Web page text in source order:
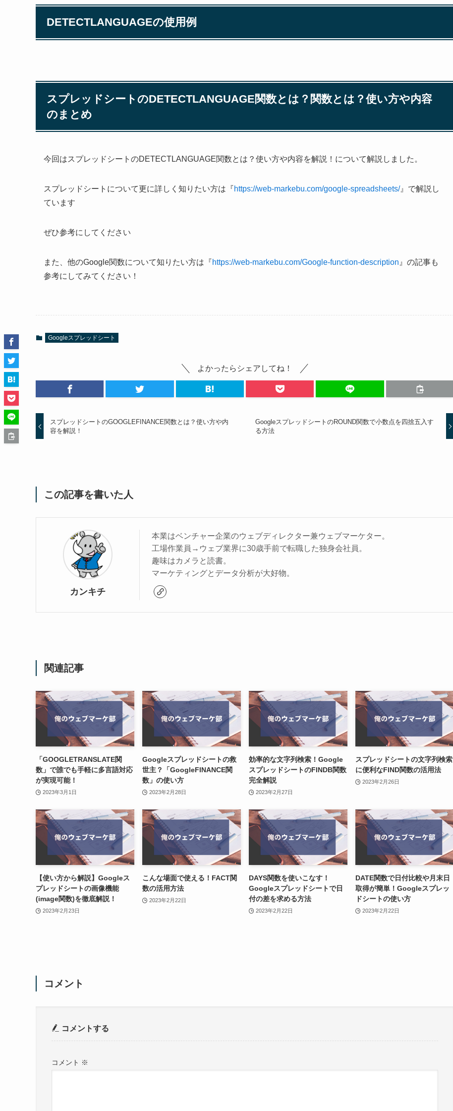
DETECTLANGUAGEの使用例
スプレッドシートのDETECTLANGUAGE関数とは？関数とは？使い方や内容
のまとめ
今回はスプレッドシートのDETECTLANGUAGE関数とは？使い方や内容を解説！について解説しました。
スプレッドシートについて更に詳しく知りたい方は『https://web-markebu.com/google-spreadsheets/』で解説し
ています
ぜひ参考にしてください
また、他のGoogle関数について知りたい方は『https://web-markebu.com/Google-function-description 』の記事も
参考にしてみてください！
Googleスプレッドシート
よかったらシェアしてね！
スプレッドシートのGOOGLEFINANCE関数とは？使い方や内
容を解説！
GoogleスプレッドシートのROUND関数で小数点を四捨五入す
る方法
この記事を書いた人
カンキチ
本業はベンチャー企業のウェブディレクター兼ウェブマーケター。
工場作業員→ウェブ業界に30歳手前で転職した独身会社員。
趣味はカメラと読書。
マーケティングとデータ分析が大好物。
関連記事
「GOOGLETRANSLATE関
数」で誰でも手軽に多言語対応
が実現可能！
2023年3月1日
Googleスプレッドシートの救
世主？「GoogleFINANCE関
数」の使い方
2023年2月28日
効率的な文字列検索！Google
スプレッドシートのFINDB関数
完全解説
2023年2月27日
スプレッドシートの文字列検索
に便利なFIND関数の活用法
2023年2月26日
【使い方から解説】Googleス
プレッドシートの画像機能
(image関数)を徹底解説！
2023年2月23日
こんな場面で使える！FACT関
数の活用方法
2023年2月22日
DAYS関数を使いこなす！
Googleスプレッドシートで日
付の差を求める方法
2023年2月22日
DATE関数で日付比較や月末日
取得が簡単！Googleスプレッ
ドシートの使い方
2023年2月22日
コメント
コメントする
コメント ※